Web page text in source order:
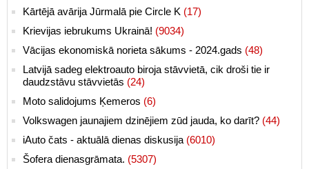
Kārtējā avārija Jūrmalā pie Circle K (17)
Krievijas iebrukums Ukrainā! (9034)
Vācijas ekonomiskā norieta sākums - 2024.gads (48)
Latvijā sadeg elektroauto biroja stāvvietā, cik droši tie ir
daudzstāvu stāvvietās (24)
Moto salidojums Ķemeros (6)
Volkswagen jaunajiem dzinējiem zūd jauda, ko darīt? (44)
iAuto čats - aktuālā dienas diskusija (6010)
Šofera dienasgrāmata. (5307)